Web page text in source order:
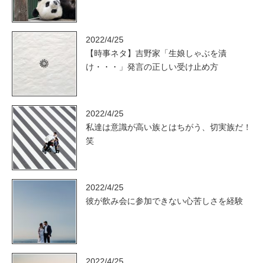
2022/4/25
【時事ネタ】吉野家「生娘しゃぶを漬
け・・・」発言の正しい受け止め方
2022/4/25
私達は意識が高い族とはちがう、切実族だ！
笑
2022/4/25
彼が飲み会に参加できない心苦しさを経験